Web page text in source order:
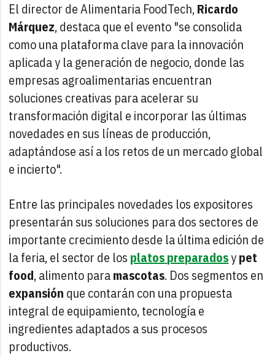
El director de Alimentaria FoodTech,Ricardo
Márquez, destaca que el evento "se consolida
como una plataforma clave para la innovación
aplicada y la generación de negocio, donde las
empresas agroalimentarias encuentran
soluciones creativas para acelerar su
transformación digital e incorporar las últimas
novedades en sus líneas de producción,
adaptándose así a los retos de un mercado global
e incierto".
Entre las principales novedades los expositores
presentarán sus soluciones para dos sectores de
importante crecimiento desde la última edición de
la feria, el sector de los platospreparadosypet
food, alimento paramascotas. Dos segmentos en
expansión que contarán con una propuesta
integral de equipamiento, tecnología e
ingredientes adaptados a sus procesos
productivos.